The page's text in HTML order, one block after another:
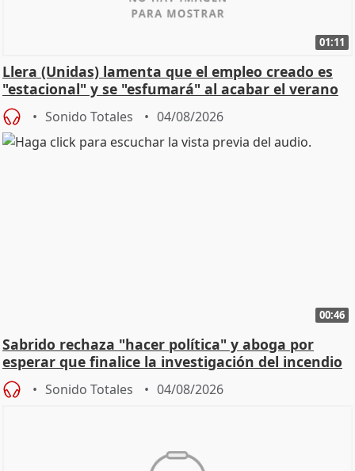
01:11
Llera (Unidas) lamenta que el empleo creado es
"estacional" y se "esfumará" al acabar el verano
Sonido Totales 04/08/2026
00:46
Sabrido rechaza "hacer política" y aboga por
esperar que finalice la investigación del incendio
Sonido Totales 04/08/2026